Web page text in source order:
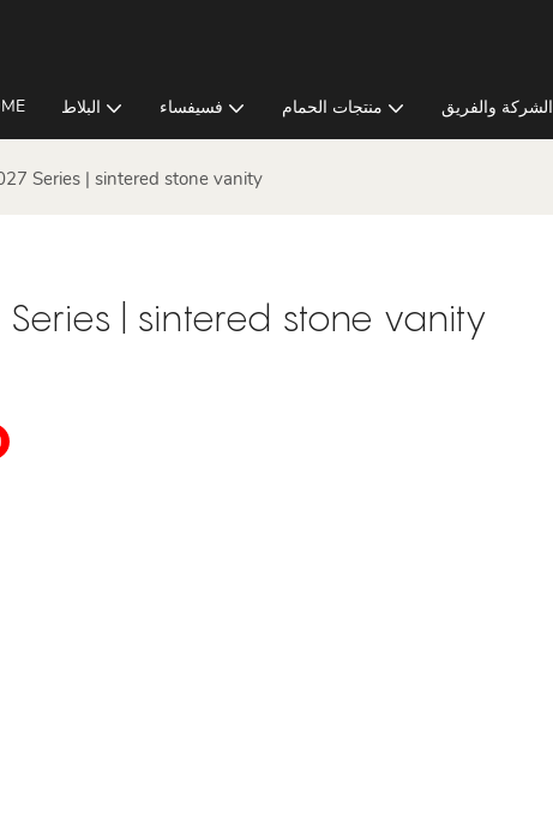
البلاط فسيفساء منتجات الحمام الشركة والفريق
Series | sintered stone vanity
Series | sintered stone vanity